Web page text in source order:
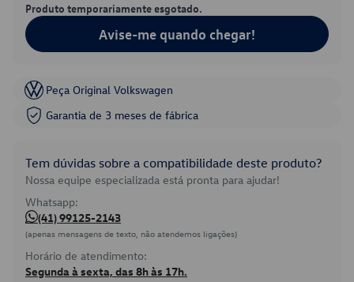
Produto temporariamente esgotado.
Avise-me quando chegar!
Peça Original Volkswagen
Garantia de 3 meses de fábrica
Tem dúvidas sobre a compatibilidade deste produto?
Nossa equipe especializada está pronta para ajudar!
Whatsapp:
(41) 99125-2143
(apenas mensagens de texto, não atendemos ligações)
Horário de atendimento:
Segunda à sexta, das 8h às 17h.